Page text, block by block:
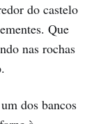
do castelo
Que
nas rochas
dos bancos